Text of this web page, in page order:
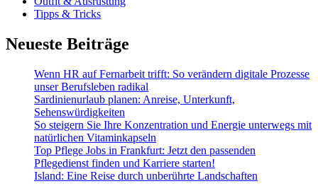
Tipps & Tricks
Neueste Beiträge
Wenn HR auf Fernarbeit trifft: So verändern digitale Prozesse
unser Berufsleben radikal
Sardinienurlaub planen: Anreise, Unterkunft,
Sehenswürdigkeiten
So steigern Sie Ihre Konzentration und Energie unterwegs mit
natürlichen Vitaminkapseln
Top Pflege Jobs in Frankfurt: Jetzt den passenden
Pflegedienst finden und Karriere starten!
Island: Eine Reise durch unberührte Landschaften